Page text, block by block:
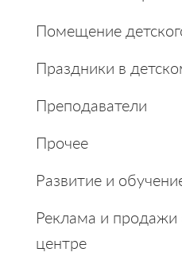
Помещение
Праздники в
Преподаватели
Прочее
Развитие и
Реклама и продажи
центре